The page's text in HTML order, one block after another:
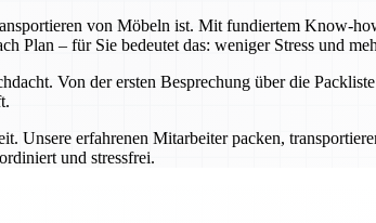
von Möbeln ist. Mit fundiertem Know-
Plan – für Sie bedeutet das: weniger Stress und
Von der ersten Besprechung über die
Unsere erfahrenen Mitarbeiter packen,
und stressfrei.